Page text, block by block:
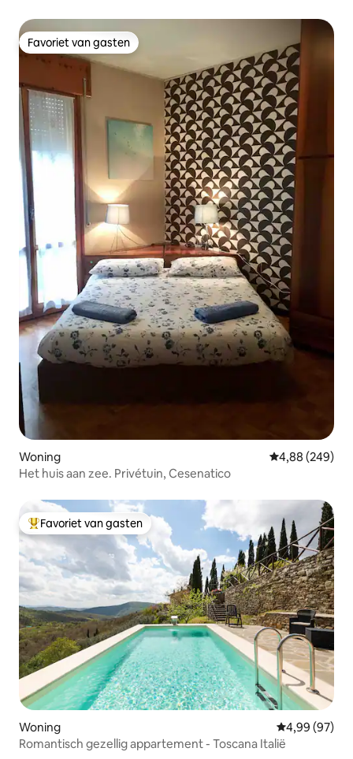
Favoriet van gasten
Favoriet van gasten
Woning Gemiddelde
4,88 (249)
Het huis aan zee. Privétuin, Cesenatico
Topfavoriet van gasten
Favoriet van gasten
Woning Gemiddelde
4,99 (97)
Romantisch gezellig appartement - Toscana Italië